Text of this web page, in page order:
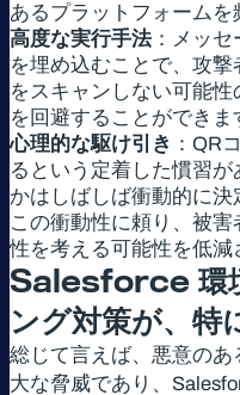
あるプラットフォームを
高度な実行手法：メッセ
を埋め込むことで、攻
をスキャンしない可能
を回避することができま
心理的な駆け引き ：QR
るという定着した慣習
かはしばしば衝動的に決
この衝動性に頼り、被
性を考える可能性を低減
Salesforce 環
ング対策が、特
総じて言えば、悪意の
大な脅威であり、